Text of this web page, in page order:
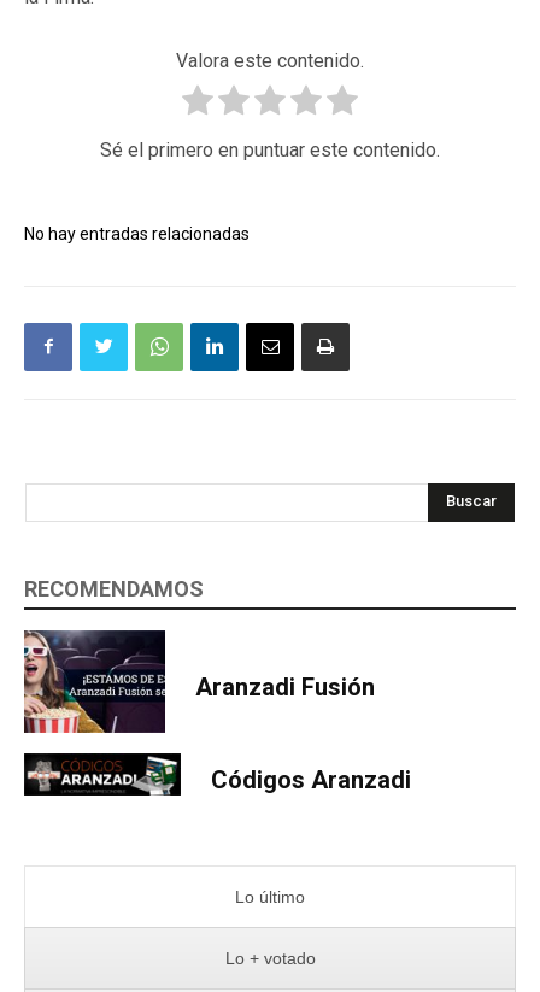
Valora este contenido.
Sé el primero en puntuar este contenido.
No hay entradas relacionadas
Buscar
RECOMENDAMOS
Aranzadi Fusión
Códigos Aranzadi
Lo último
Lo + votado